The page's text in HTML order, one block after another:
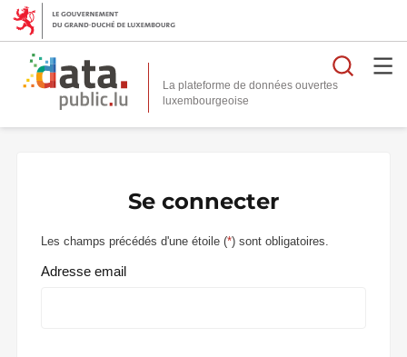
La plateforme de données ouvertes
Se connecter
Les champs précédés d'une étoile (*) sont obligatoires.
Adresse email